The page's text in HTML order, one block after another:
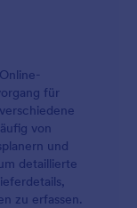
für
von
und
detaillierte
zu erfassen.